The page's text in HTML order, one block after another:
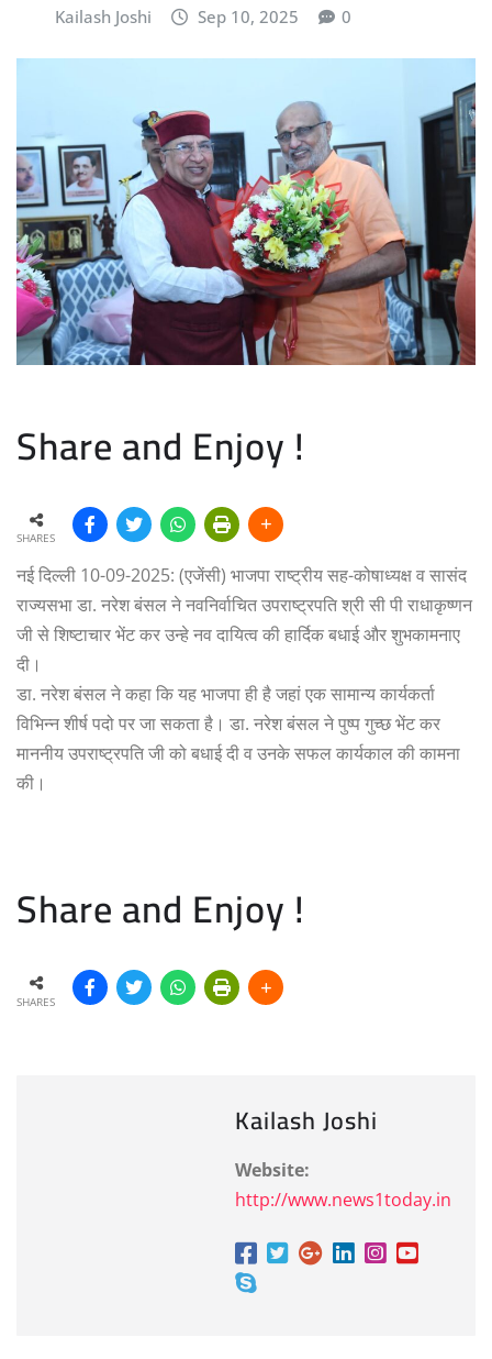
Kailash Joshi Sep 10, 2025 0
Share and Enjoy !
SHARES
नई दिल्ली 10-09-2025: (एजेंसी) भाजपा राष्ट्रीय सह-कोषाध्यक्ष व सासंद
राज्यसभा डा. नरेश बंसल ने नवनिर्वाचित उपराष्ट्रपति श्री सी पी राधाकृष्णन
जी से शिष्टाचार भेंट कर उन्हे नव दायित्व की हार्दिक बधाई और शुभकामनाए
दी।
डा. नरेश बंसल ने कहा कि यह भाजपा ही है जहां एक सामान्य कार्यकर्ता
विभिन्न शीर्ष पदो पर जा सकता है। डा. नरेश बंसल ने पुष्प गुच्छ भेंट कर
माननीय उपराष्ट्रपति जी को बधाई दी व उनके सफल कार्यकाल की कामना
की।
Share and Enjoy !
SHARES
Kailash Joshi
Website:
http://www.news1today.in